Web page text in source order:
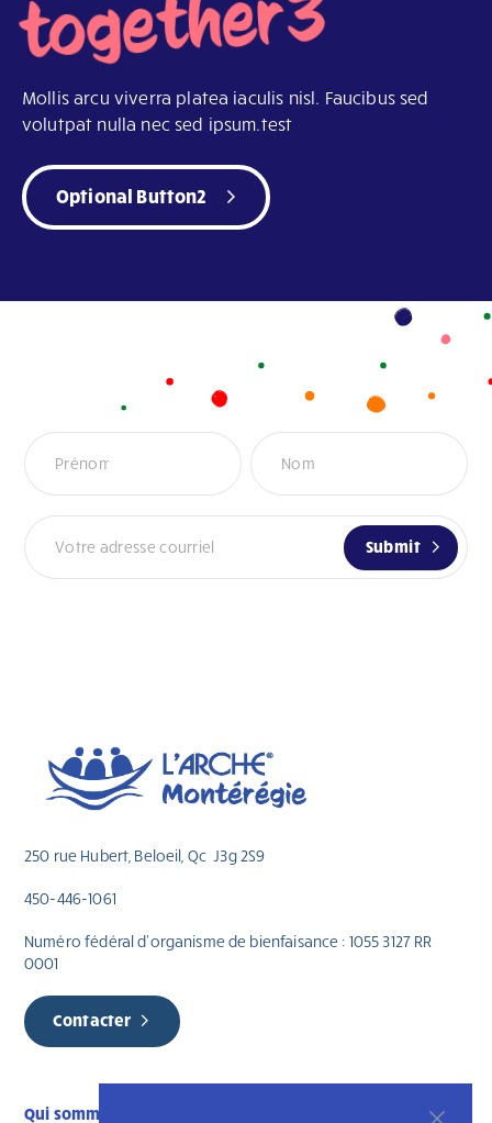
together3
Mollis arcu viverra platea iaculis nisl. Faucibus sed
volutpat nulla nec sed ipsum.test
Optional Button2
Infolettre
Submit
250 rue Hubert, Beloeil, Qc J3g 2S9
450-446-1061
Numéro fédéral d’organisme de bienfaisance : 1055 3127 RR
0001
Contacter
Qui sommes-nous